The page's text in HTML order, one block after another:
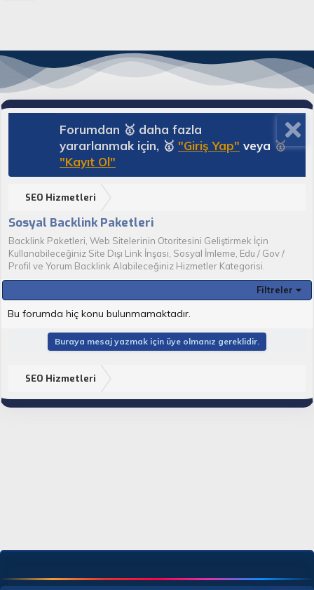
Forumdan 🥇 daha fazla
yararlanmak için, 🥇 "Giriş Yap" veya 🥇
"Kayıt Ol"
SEO Hizmetleri
Sosyal Backlink Paketleri
Backlink Paketleri, Web Sitelerinin Otoritesini Geliştirmek İçin
Kullanabileceğiniz Site Dışı Link İnşası, Sosyal İmleme, Edu / Gov /
Profil ve Yorum Backlink Alabileceğiniz Hizmetler Kategorisi.
Filtreler
Bu forumda hiç konu bulunmamaktadır.
Buraya mesaj yazmak için üye olmanız gereklidir.
SEO Hizmetleri